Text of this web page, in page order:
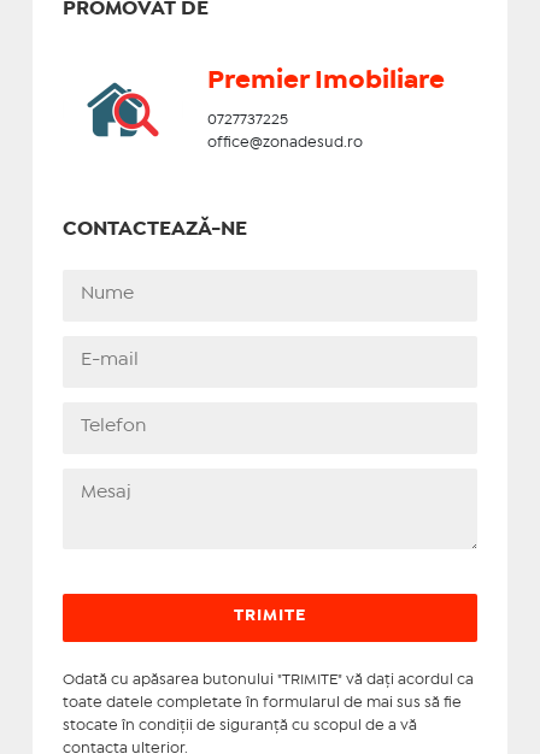
PROMOVAT DE
Premier Imobiliare
0727737225
office@zonadesud.ro
CONTACTEAZĂ-NE
Odată cu apăsarea butonului "TRIMITE" vă daţi acordul ca
toate datele completate în formularul de mai sus să fie
stocate în condiţii de siguranţă cu scopul de a vă
contacta ulterior.